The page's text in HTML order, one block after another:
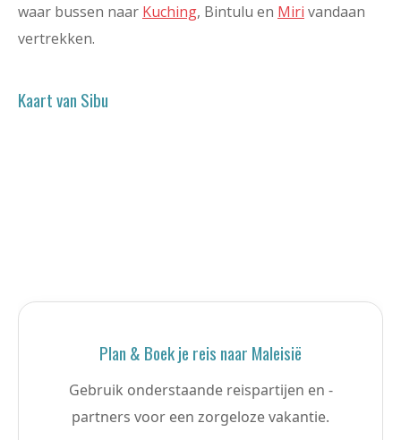
waar bussen naar Kuching, Bintulu en Miri vandaan
vertrekken.
Kaart van Sibu
Plan & Boek je reis naar Maleisië
Gebruik onderstaande reispartijen en -
partners voor een zorgeloze vakantie.